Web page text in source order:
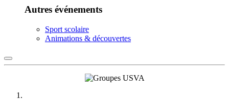
Autres événements
Sport scolaire
Animations & découvertes